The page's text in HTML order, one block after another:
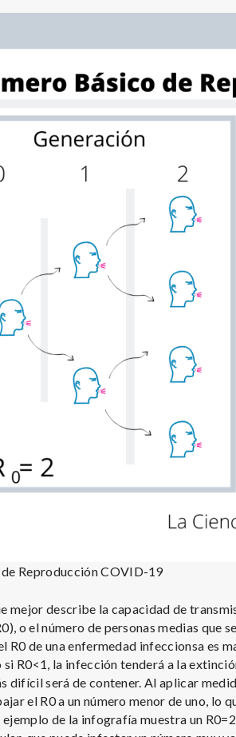
Reproducción COVID-19
mejor describe la capacidad de
o el número de personas medias que
R0 de una enfermedad infeccionsa es
R0<1, la infección tenderá a la
difícil será de contener. Al aplicar
el R0 a un número menor de uno, lo
de la infografía muestra un